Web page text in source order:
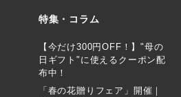
特集・コラム
【今だけ300円OFF！】"母の
日ギフト"に使えるクーポン配
布中！
「春の花贈りフェア」開催｜